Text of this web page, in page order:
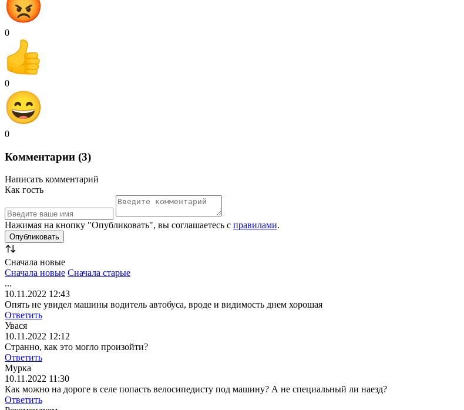
0
0
0
Комментарии (3)
Написать комментарий
Как гость
Нажимая на кнопку "Опубликовать", вы соглашаетесь с правилами.
Сначала новые
Сначала новые Сначала старые
...
10.11.2022 12:43
Опять не увидел машины водитель автобуса, вроде и видимость днем хорошая
Ответить
Увася
10.11.2022 12:12
Странно, как это могло произойти?
Ответить
Мурка
10.11.2022 11:30
Как можно на дороге в селе попасть велосипедисту под машину? А не специальный ли наезд?
Ответить